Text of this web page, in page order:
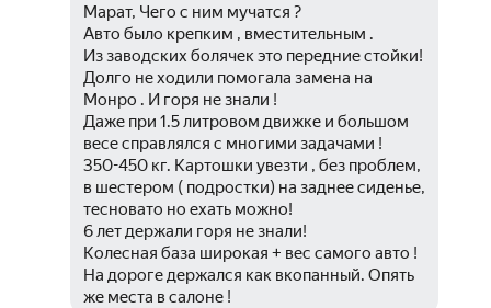
Марат, Чего с ним мучатся ?
Авто было крепким , вместительным .
Из заводских болячек это передние стойки!
Долго не ходили помогала замена на
Монро . И горя не знали !
Даже при 1.5 литровом движке и большом
весе справлялся с многими задачами !
350-450 кг. Картошки увезти , без проблем,
в шестером ( подростки) на заднее сиденье,
тесновато но ехать можно!
6 лет держали горя не знали!
Колесная база широкая + вес самого авто !
На дороге держался как вкопанный. Опять
же места в салоне !